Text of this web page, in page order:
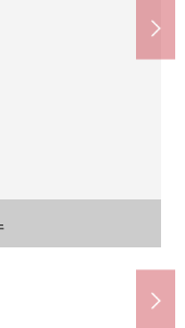
台
台
良好度
储空间
储空间
空间
空间